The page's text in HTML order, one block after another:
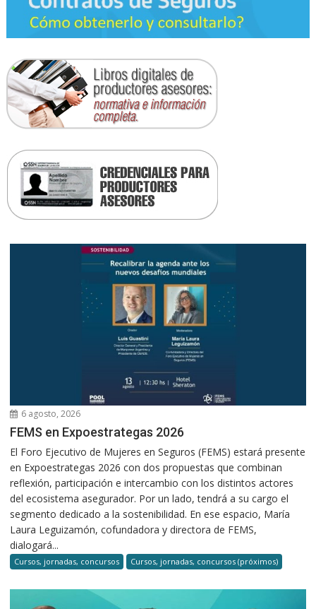
6 agosto, 2026
FEMS en Expoestrategas 2026
El Foro Ejecutivo de Mujeres en Seguros (FEMS) estará presente
en Expoestrategas 2026 con dos propuestas que combinan
reflexión, participación e intercambio con los distintos actores
del ecosistema asegurador. Por un lado, tendrá a su cargo el
segmento dedicado a la sostenibilidad. En ese espacio, María
Laura Leguizamón, cofundadora y directora de FEMS,
dialogará...
Cursos, jornadas, concursos Cursos, jornadas, concursos (próximos)